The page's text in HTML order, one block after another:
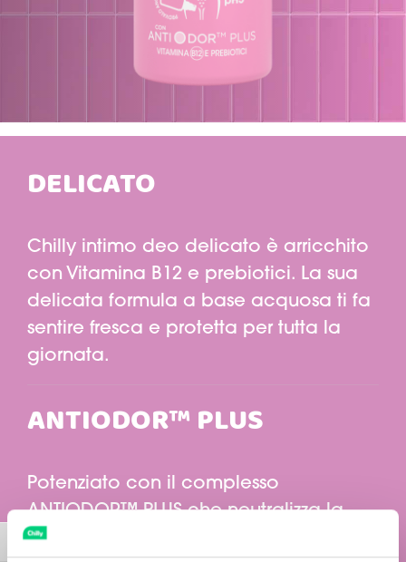
DELICATO
Chilly intimo deo delicato è arricchito
con Vitamina B12 e prebiotici. La sua
delicata formula a base acquosa ti fa
sentire fresca e protetta per tutta la
giornata.
ANTIODOR™ PLUS
Potenziato con il complesso
ANTIODOR™ PLUS che neutralizza la
formazione dei cattivi odori e ne